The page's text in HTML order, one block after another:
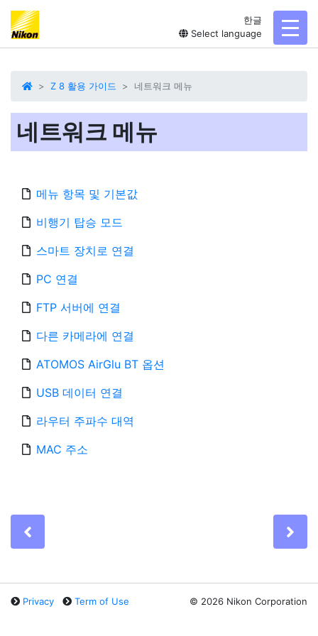
한글
Select language
Z 8 활용 가이드 네트워크 메뉴
네트워크 메뉴
메뉴 항목 및 기본값
비행기 탑승 모드
스마트 장치로 연결
PC 연결
FTP 서버에 연결
다른 카메라에 연결
ATOMOS AirGlu BT 옵션
USB 데이터 연결
라우터 주파수 대역
MAC 주소
Privacy Term of Use © 2026 Nikon Corporation